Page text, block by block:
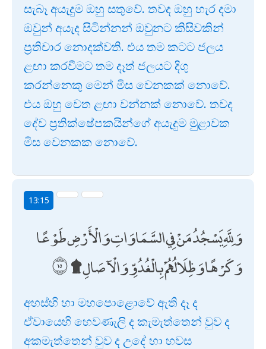
සැබෑ අයැදුම ඔහු සතුවේ. තවද ඔහු හැර දමා
ඔවුන් අයැද සිටින්නන් ඔවුනට කිසිවකින්
ප්‍රතිචාර නොදක්වති. එය තම කටට ජලය
ළඟා කරවීමට තම දෑත් ජලයට දිගු
කරන්නෙකු මෙන් මිස වෙනකක් නොවේ.
එය ඔහු වෙත ළඟා වන්නක් නොවේ. තවද
දේව ප්‍රතික්ෂේපකයින්ගේ අයැදුම මුළාවක
මිස වෙනකක නොවේ.
13:15
وَلِلَّهِ يَسْجُدُ مَنْ فِي السَّمَاوَاتِ وَالْأَرْضِ طَوْعًا
وَكَرْهًا وَظِلَالُهُمْ بِالْغُدُوِّ وَالْآصَالِ ۩
අහස්හි හා මහපොළොවේ ඇති දෑ ද
ඒවායෙහි හෙවණැලි ද කැමැත්තෙන් වුව ද
අකමැත්තෙන් වුව ද උදේ හා හවස